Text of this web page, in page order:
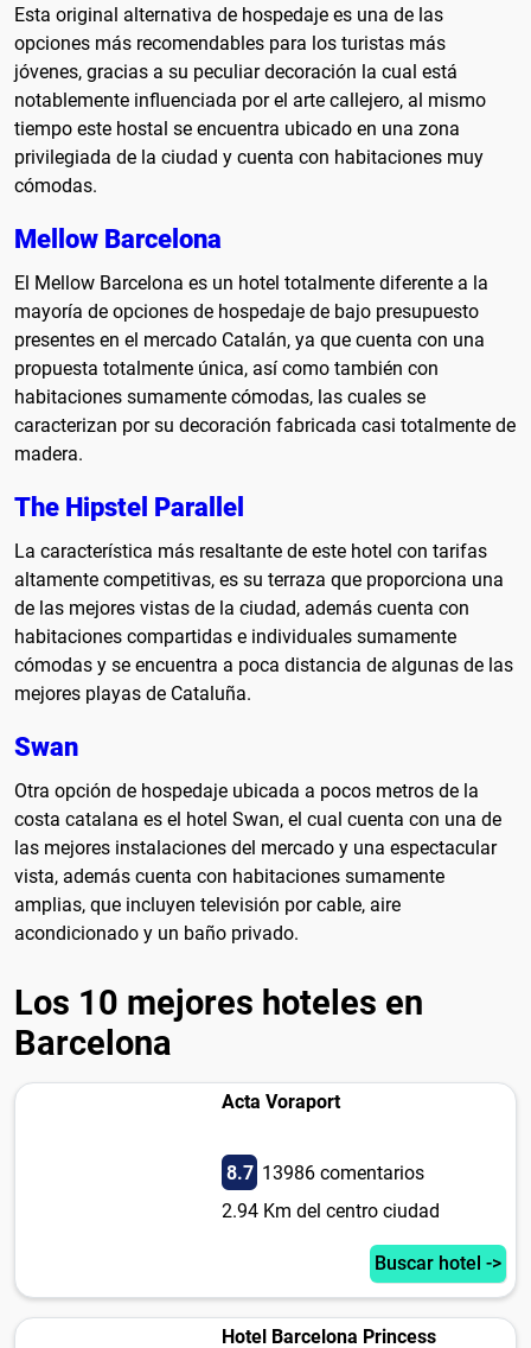
Esta original alternativa de hospedaje es una de las
opciones más recomendables para los turistas más
jóvenes, gracias a su peculiar decoración la cual está
notablemente influenciada por el arte callejero, al mismo
tiempo este hostal se encuentra ubicado en una zona
privilegiada de la ciudad y cuenta con habitaciones muy
cómodas.
Mellow Barcelona
El Mellow Barcelona es un hotel totalmente diferente a la
mayoría de opciones de hospedaje de bajo presupuesto
presentes en el mercado Catalán, ya que cuenta con una
propuesta totalmente única, así como también con
habitaciones sumamente cómodas, las cuales se
caracterizan por su decoración fabricada casi totalmente de
madera.
The Hipstel Parallel
La característica más resaltante de este hotel con tarifas
altamente competitivas, es su terraza que proporciona una
de las mejores vistas de la ciudad, además cuenta con
habitaciones compartidas e individuales sumamente
cómodas y se encuentra a poca distancia de algunas de las
mejores playas de Cataluña.
Swan
Otra opción de hospedaje ubicada a pocos metros de la
costa catalana es el hotel Swan, el cual cuenta con una de
las mejores instalaciones del mercado y una espectacular
vista, además cuenta con habitaciones sumamente
amplias, que incluyen televisión por cable, aire
acondicionado y un baño privado.
Los 10 mejores hoteles en
Barcelona
Acta Voraport
8.7 13986 comentarios
2.94 Km del centro ciudad
Buscar hotel ->
Hotel Barcelona Princess